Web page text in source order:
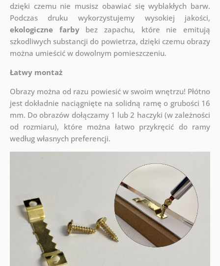
dzięki czemu nie musisz obawiać się wyblakłych barw.
Podczas druku wykorzystujemy wysokiej jakości,
ekologiczne farbybez zapachu, które nie emitują
szkodliwych substancji do powietrza, dzięki czemu obrazy
można umieścić w dowolnym pomieszczeniu.
Łatwy montaż
Obrazy można od razu powiesić w swoim wnętrzu! Płótno
jest dokładnie naciągnięte na solidną ramę o grubości 16
mm. Do obrazów dołączamy 1 lub 2 haczyki (w zależności
od rozmiaru), które można łatwo przykręcić do ramy
według własnych preferencji.